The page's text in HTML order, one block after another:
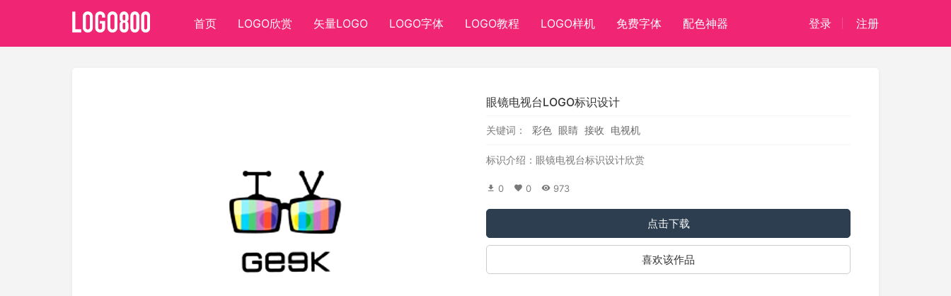
首页 LOGO欣赏 矢量LOGO LOGO字体 LOGO教程 LOGO样机 免费字体 配色神器 登录 注册
眼镜电视台LOGO标识设计
关键词： 彩色 眼睛 接收 电视机
标识介绍：眼镜电视台标识设计欣赏
0 0 973
点击下载
喜欢该作品